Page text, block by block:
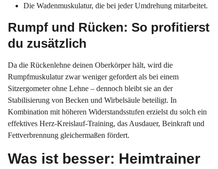
Die Wadenmuskulatur, die bei jeder Umdrehung mitarbeitet.
Rumpf und Rücken: So profitierst
du zusätzlich
Da die Rückenlehne deinen Oberkörper hält, wird die
Rumpfmuskulatur zwar weniger gefordert als bei einem
Sitzergometer ohne Lehne – dennoch bleibt sie an der
Stabilisierung von Becken und Wirbelsäule beteiligt. In
Kombination mit höheren Widerstandsstufen erzielst du solch ein
effektives Herz-Kreislauf-Training, das Ausdauer, Beinkraft und
Fettverbrennung gleichermaßen fördert.
Was ist besser: Heimtrainer